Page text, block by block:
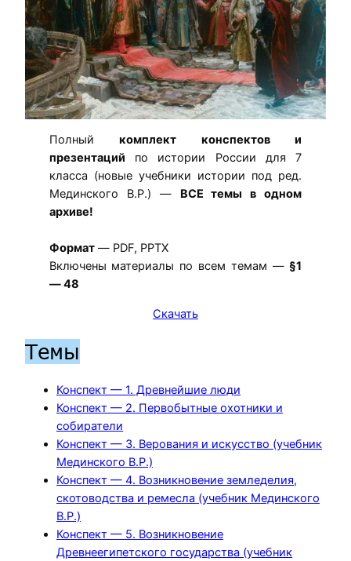
Полныйкомплект конспектов и
презентаций по истории России для 7
класса (новые учебники истории под ред.
Мединского В.Р.) — ВСЕ темы в одном
архиве!
Формат— PDF, PPTX
Включены материалы по всем темам —§1
— 48
Скачать
Темы
Конспект — 1. Древнейшие люди
Конспект — 2. Первобытные охотники и
собиратели
Конспект — 3. Верования и искусство (учебник
Мединского В.Р.)
Конспект — 4. Возникновение земледелия,
скотоводства и ремесла (учебник Мединского
В.Р.)
Конспект — 5. Возникновение
Древнеегипетского государства (учебник